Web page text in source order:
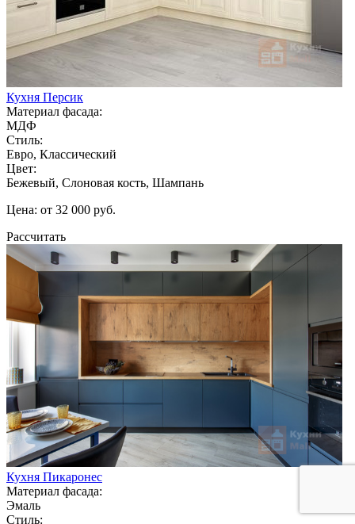
Кухня Персик
Материал фасада:
МДФ
Стиль:
Евро, Классический
Цвет:
Бежевый, Слоновая кость, Шампань
Цена: от 32 000 руб.
Рассчитать
Кухня Пикаронес
Материал фасада:
Эмаль
Стиль: